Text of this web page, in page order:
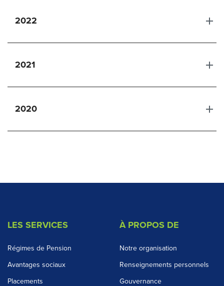
2022
2021
2020
LES SERVICES
Régimes de Pension
Avantages sociaux
Placements
À PROPOS DE
Notre organisation
Renseignements personnels
Gouvernance